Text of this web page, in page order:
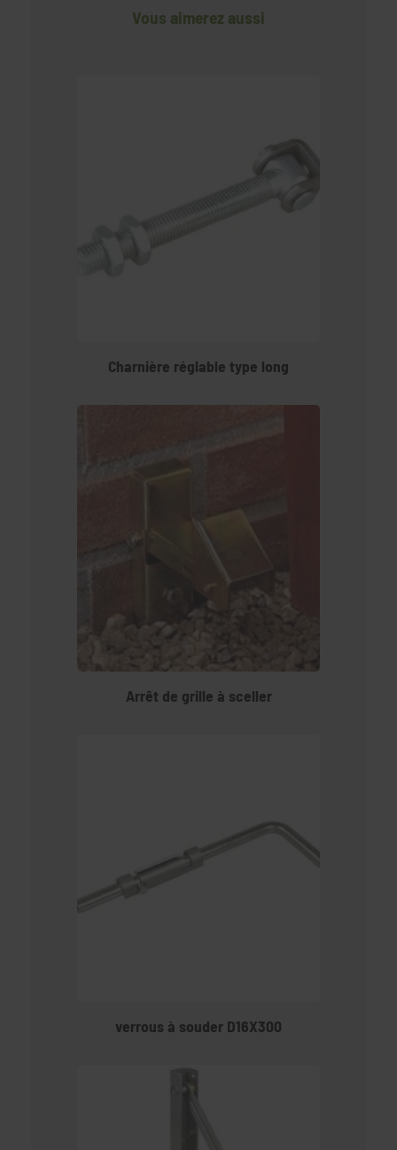
Vous aimerez aussi
Charnière réglable type long
Arrêt de grille à sceller
verrous à souder D16X300